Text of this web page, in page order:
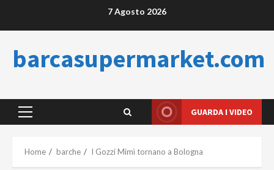
7 Agosto 2026
barcasupermarket.com
Primary
GUARDA I VIDEO
Home barche I Gozzi Mimì tornano a Bologna